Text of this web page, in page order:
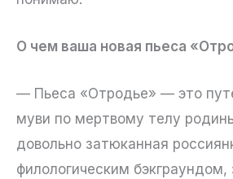
О чем ваша новая пьеса
— Пьеса «Отродье» — это
муви по мертвому телу
довольно затюканная
филологическим бэкграундом,